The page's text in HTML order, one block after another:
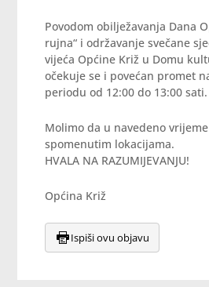
Povodom obilježavanja Dana
rujna“ i održavanje svečane
vijeća Općine Križ u Domu
očekuje se i povećan promet
periodu od 12:00 do 13:00 sati.
Molimo da u navedeno
spomenutim lokacijama.
HVALA NA RAZUMIJEVANJU!
Općina Križ
Ispiši ovu objavu